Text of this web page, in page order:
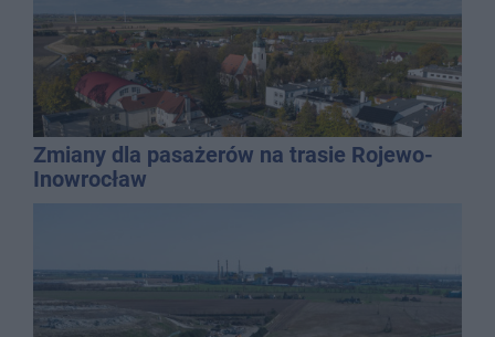
Zmiany dla pasażerów na trasie Rojewo-
Inowrocław